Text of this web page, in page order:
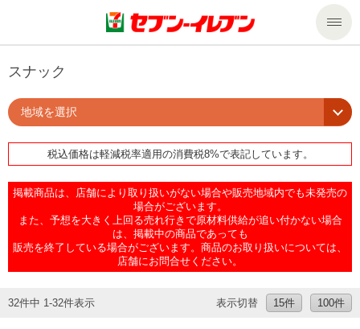
商品のご案内
商品のご案内トップ
今週の新商品
商品カテゴリ一覧
セール・キャンペーン
サービス
nanacoトップ
企業情報トップ
ニュースリリース
私たちの取組み
サステナビリティ
スナック
地域を選択
税込価格は軽減税率適用の消費税8%で表記しています。
掲載商品は、店舗により取り扱いがない場合や販売地域内でも未発売の
場合がございます。
また、予想を大きく上回る売れ行きで原材料供給が追い付かない場合
は、掲載中の商品であっても
販売を終了している場合がございます。商品のお取り扱いについては、
店舗にお問合せください。
32件中 1-32件表示 表示切替 15件 100件